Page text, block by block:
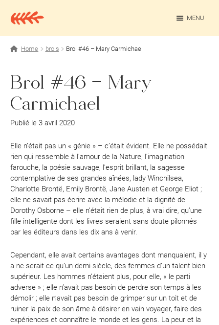
à
au
MENU
Projets personnels
Contact
Home brols Brol #46 – Mary Carmichael
Brol #46 – Mary
Carmichael
Publié le 3 avril 2020
Elle n’était pas un « génie » – c’était évident. Elle ne possédait
rien qui ressemble à l’amour de la Nature, l’imagination
farouche, la poésie sauvage, l’esprit brillant, la sagesse
contemplative de ses grandes aînées, lady Winchilsea,
Charlotte Brontë, Emily Brontë, Jane Austen et George Eliot ;
elle ne savait pas écrire avec la mélodie et la dignité de
Dorothy Osborne – elle n’était rien de plus, à vrai dire, qu’une
fille intelligente dont les livres seraient sans doute pilonnés
par les éditeurs dans les dix ans à venir.
Cependant, elle avait certains avantages dont manquaient, il y
a ne serait-ce qu’un demi-siècle, des femmes d’un talent bien
supérieur. Les hommes n’étaient plus, pour elle, « le parti
adverse » ; elle n’avait pas besoin de perdre son temps à les
démolir ; elle n’avait pas besoin de grimper sur un toit et de
ruiner la paix de son âme à désirer en vain voyager, faire des
expériences et connaître le monde et les gens. La peur et la